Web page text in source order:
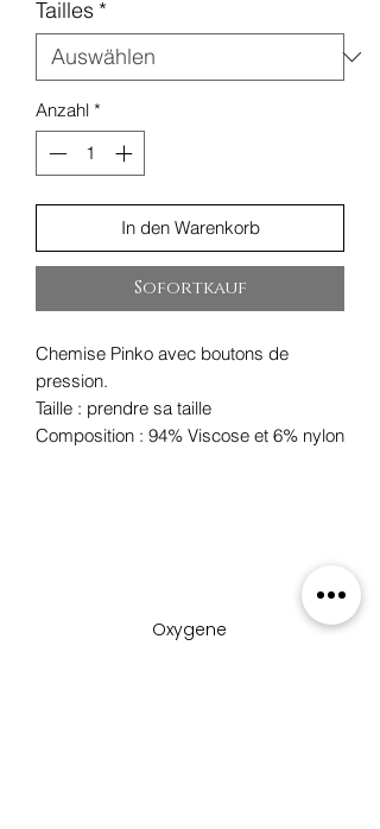
Tailles *
Anzahl *
In den Warenkorb
Sofortkauf
Chemise Pinko avec boutons de
pression.
Taille : prendre sa taille
Composition : 94% Viscose et 6% nylon
Oxygene